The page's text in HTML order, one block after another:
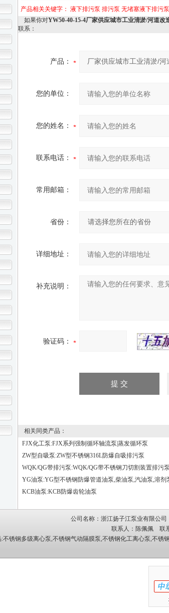
产品相关关键字： 液下排污泵 排污泵 无堵塞液下排污泵
如果你对YW50-40-15-4厂家供应城市工业清淤/河道
联系：
产品：
您的单位：
您的姓名：
联系电话：
常用邮箱：
省份：
详细地址：
补充说明：
验证码：
相关同类产品：
FJX化工泵:FJX系列强制循环轴流泵|蒸发循环泵
ZW型自吸泵:ZW型不锈钢316L防爆自吸排污泵
WQK/QG带排污泵:WQK/QG带不锈钢刀切割装置排污泵
YG油泵:YG型不锈钢防爆管道油泵,柴油泵,汽油泵,溶剂
KCB油泵:KCB防爆齿轮油泵
公司名称：浙江扬子江泵业有限公
联系人：陈佩佩 联
:不锈钢多级离心泵,不锈钢气动隔膜泵,不锈钢化工离心泵,不锈